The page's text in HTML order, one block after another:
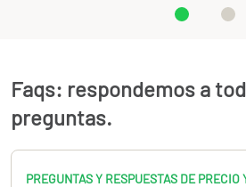
Faqs: respondemos a
preguntas.
PREGUNTAS Y RESPUESTAS DE PRECIO